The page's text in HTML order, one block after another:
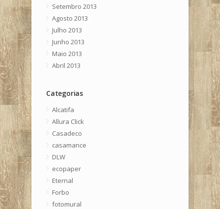
Setembro 2013
Agosto 2013
Julho 2013
Junho 2013
Maio 2013
Abril 2013
Categorias
Alcatifa
Allura Click
Casadeco
casamance
DLW
ecopaper
Eternal
Forbo
fotomural